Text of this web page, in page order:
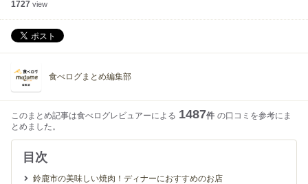
1727 view
食べログまとめ編集部
このまとめ記事は食べログレビュアーによる 1487件 の口コミを参考にま
とめました。
目次
鈴鹿市の美味しい焼肉！ディナーにおすすめのお店